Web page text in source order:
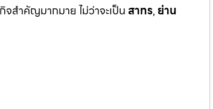
จสำคัญมากมาย ไม่ว่าจะเป็น สาทร, ย่าน